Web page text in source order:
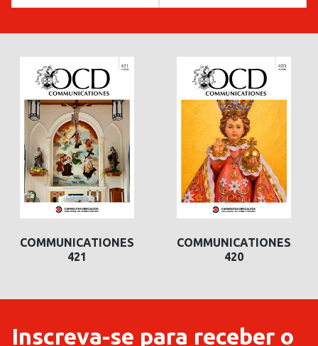
COMMUNICATIONES
421
COMMUNICATIONES
420
Inscreva-se para receber o